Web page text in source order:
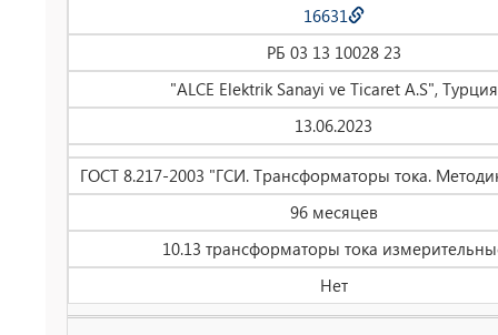
16631
РБ 03 13 10028 23
"ALCE Elektrik Sanayi ve Ticaret A.S", Турция
13.06.2023
ГОСТ 8.217-2003 "ГСИ. Трансформаторы тока.
96 месяцев
10.13 трансформаторы тока
Нет